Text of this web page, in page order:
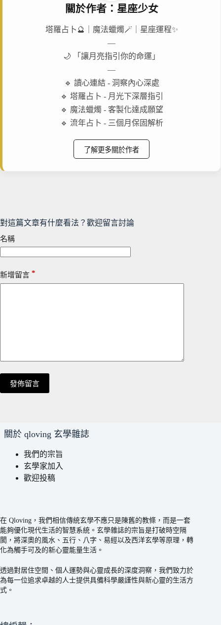
關於作者：星座少女
塔羅占卜🔮｜魔法蠟燭🪄｜星座運程✨
—
🌙 「讓月亮指引你的命運」
—
🔹 讀心連結 - 洞察內心深處
🔹 塔羅占卜 - 月光下深層指引
🔹 魔法蠟燭 - 客製化達成願望
🔹 流年占卜 - 三個月保固解析
了解更多關於作者
對這篇文章有什麼看法？歡迎留言討論
名稱
新增留言 *
發佈留言
關於 qloving 玄學雜誌
我們的宗旨
玄學家加入
歡迎投稿
在 Qloving，我們相信傳統玄學不應只是陳舊的教條，而是一套
能夠優化現代生活的智慧系統。玄學雜誌的宗旨是打破時空隔
閡，將深奧的風水、五行、八字、易經以及西洋玄學等原理，轉
化為觸手可及的新心靈能量生活。
透過對居住空間、個人運勢與心靈成長的深度洞察，我們致力於
為每一位追求卓越的人士提供具備科學嚴謹性與新心靈的生活方
式。